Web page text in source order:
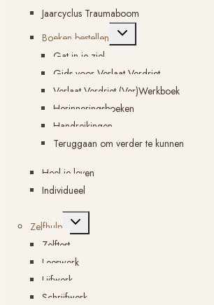
Jaarcyclus Traumaboom
Boeken bestellen
Toggle
Gat in je ziel
Gids voor Verlaat Verdriet
Verlaat Verdriet (Ver)Werkboek
Herinneringsboeken
Handreikingen
Teruggaan om verder te kunnen
Heel je leven
Individueel
Zelfhulp
Toggle
Zelftest
Leeswerk
Lijfwerk
Schrijfwerk